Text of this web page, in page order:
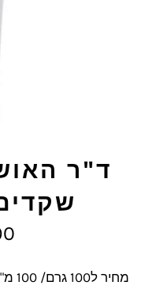
ד"ר
שקדים -
מחיר ל100 גרם/ 100 מ"ל - לפי הרלוונטי= 95.10 ש"ח